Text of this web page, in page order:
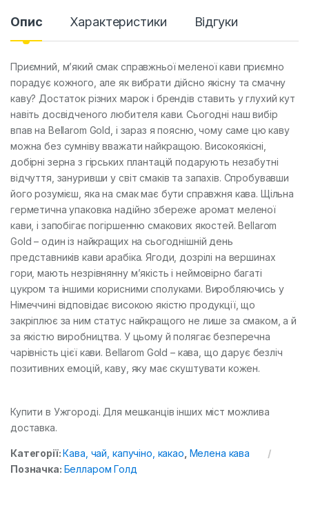
Опис Характеристики Відгуки
Приємний, м’який смак справжньої меленої кави приємно
порадує кожного, але як вибрати дійсно якісну та смачну
каву? Достаток різних марок і брендів ставить у глухий кут
навіть досвідченого любителя кави. Сьогодні наш вибір
впав на Bellarom Gold, і зараз я поясню, чому саме цю каву
можна без сумніву вважати найкращою. Високоякісні,
добірні зерна з гірських плантацій подарують незабутні
відчуття, зануривши у світ смаків та запахів. Спробувавши
його розумієш, яка на смак має бути справжня кава. Щільна
герметична упаковка надійно збереже аромат меленої
кави, і запобігає погіршенню смакових якостей. Bellarom
Gold – один із найкращих на сьогоднішній день
представників кави арабіка. Ягоди, дозрілі на вершинах
гори, мають незрівнянну м’якість і неймовірно багаті
цукром та іншими корисними сполуками. Виробляючись у
Німеччині відповідає високою якістю продукції, що
закріплює за ним статус найкращого не лише за смаком, а й
за якістю виробництва. У цьому й полягає безперечна
чарівність цієї кави. Bellarom Gold – кава, що дарує безліч
позитивних емоцій, каву, яку має скуштувати кожен.
Купити в Ужгороді. Для мешканців інших міст можлива
доставка.
Категорії:Кава, чай, капучіно, какао Мелена кава
Позначка: Белларом Голд